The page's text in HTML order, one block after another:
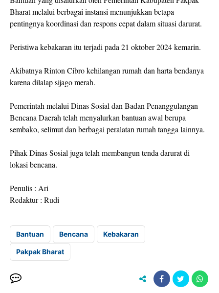
Bharat melalui berbagai instansi menunjukkan betapa
pentingnya koordinasi dan respons cepat dalam situasi darurat.
Peristiwa kebakaran itu terjadi pada 21 oktober 2024 kemarin.
Akibatnya Rinton Cibro kehilangan rumah dan harta bendanya
karena dilalap sijago merah.
Pemerintah melalui Dinas Sosial dan Badan Penanggulangan
Bencana Daerah telah menyalurkan bantuan awal berupa
sembako, selimut dan berbagai peralatan rumah tangga lainnya.
Pihak Dinas Sosial juga telah membangun tenda darurat di
lokasi bencana.
Penulis : Ari
Redaktur : Rudi
Bantuan Bencana Kebakaran
Pakpak Bharat